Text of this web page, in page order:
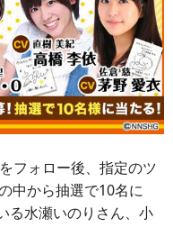
フォロー後、指定のツ
中から抽選で10名に
る水瀬いのりさん、小